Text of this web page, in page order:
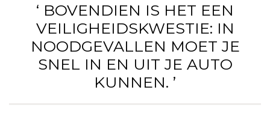
‘ BOVENDIEN IS HET EEN
VEILIGHEIDSKWESTIE: IN
NOODGEVALLEN MOET JE
SNEL IN EN UIT JE AUTO
KUNNEN. ’